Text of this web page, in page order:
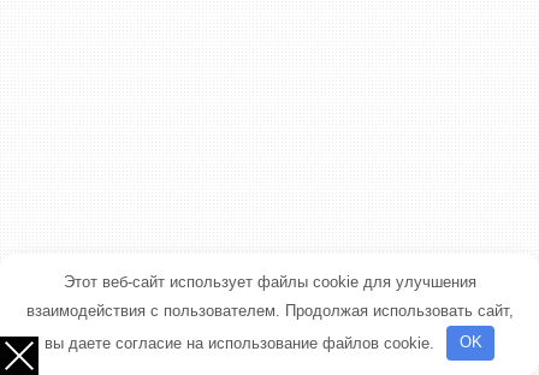
Этот веб-сайт использует файлы cookie для улучшения
взаимодействия с пользователем. Продолжая использовать сайт,
вы даете согласие на использование файлов cookie.
OK